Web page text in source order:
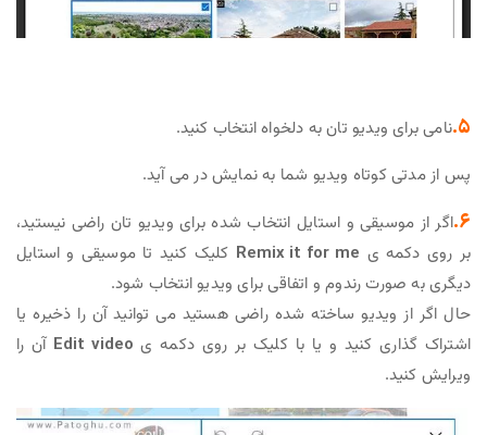
۵. نامی برای ویدیو تان به دلخواه انتخاب کنید.
پس از مدتی کوتاه ویدیو شما به نمایش در می آید.
۶. اگر از موسیقی و استایل انتخاب شده برای ویدیو تان راضی نیستید،
بر روی دکمه ی Remix it for me کلیک کنید تا موسیقی و استایل
دیگری به صورت رندوم و اتفاقی برای ویدیو انتخاب شود.
حال اگر از ویدیو ساخته شده راضی هستید می توانید آن را ذخیره یا
اشتراک گذاری کنید و یا با کلیک بر روی دکمه ی Edit video آن را
ویرایش کنید.